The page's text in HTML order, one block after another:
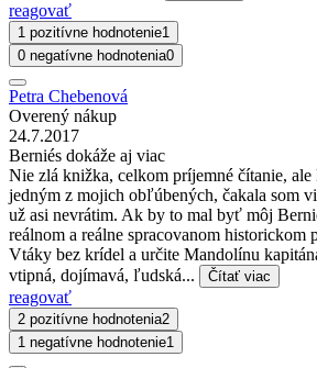
reagovať
1 pozitívne hodnotenie1
0 negatívne hodnotenia0
Petra Chebenová
Overený nákup
24.7.2017
Berniés dokáže aj viac
Nie zlá knižka, celkom príjemné čítanie, ale
jedným z mojich obľúbených, čakala som
už asi nevrátim. Ak by to mal byť môj
reálnom a reálne spracovanom historickom
Vtáky bez krídel a určite Mandolínu
vtipná, dojímavá, ľudská...
Čítať viac
reagovať
2 pozitívne hodnotenia2
1 negatívne hodnotenie1